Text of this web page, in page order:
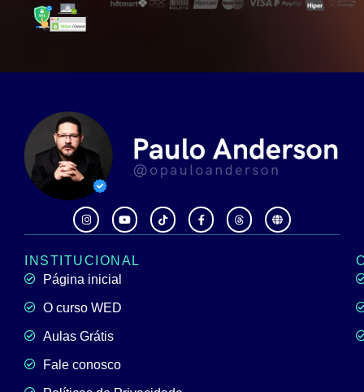
INSTITUCIONAL
Página inicial
O curso WED
Aulas Grátis
Fale conosco